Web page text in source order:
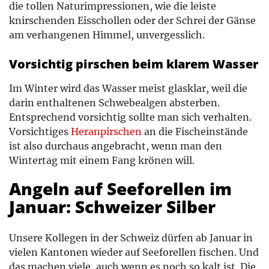
die tollen Naturimpressionen, wie die leiste
knirschenden Eisschollen oder der Schrei der Gänse
am verhangenen Himmel, unvergesslich.
Vorsichtig pirschen beim klarem Wasser
Im Winter wird das Wasser meist glasklar, weil die
darin enthaltenen Schwebealgen absterben.
Entsprechend vorsichtig sollte man sich verhalten.
Vorsichtiges Heranpirschen an die Fischeinstände
ist also durchaus angebracht, wenn man den
Wintertag mit einem Fang krönen will.
Angeln auf Seeforellen im
Januar: Schweizer Silber
Unsere Kollegen in der Schweiz dürfen ab Januar in
vielen Kantonen wieder auf Seeforellen fischen. Und
das machen viele, auch wenn es noch so kalt ist. Die